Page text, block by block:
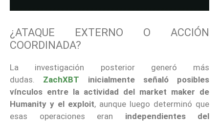
¿ATAQUE EXTERNO O ACCIÓN
COORDINADA?
La investigación posterior generó más
dudas. ZachXBT inicialmente
señaló posibles
vínculos entre la actividad del market maker de
Humanity y el exploit, aunque luego determinó que
esas operaciones eran independientes del